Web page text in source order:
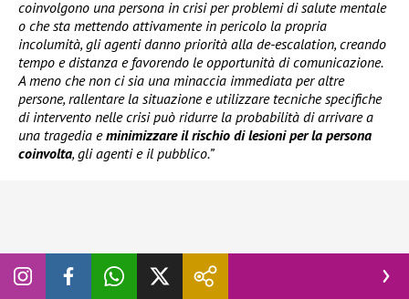
coinvolgono una persona in crisi per problemi di salute mentale
o che sta mettendo attivamente in pericolo la propria
incolumità, gli agenti danno priorità alla de-escalation, creando
tempo e distanza e favorendo le opportunità di comunicazione.
A meno che non ci sia una minaccia immediata per altre
persone, rallentare la situazione e utilizzare tecniche specifiche
di intervento nelle crisi può ridurre la probabilità di arrivare a
una tragedia eminimizzare il rischio di lesioni per la persona
coinvolta, gli agenti e il pubblico.”